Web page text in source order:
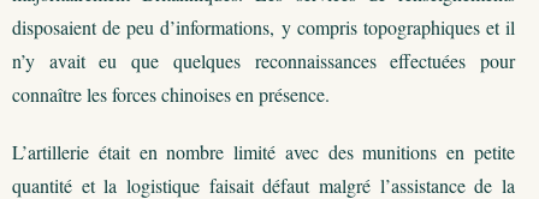
disposaient de peu d’informations, y compris topographiques et il
n’y avait eu que quelques reconnaissances effectuées pour
connaître les forces chinoises en présence.
L’artillerie était en nombre limité avec des munitions en petite
quantité et la logistique faisait défaut malgré l’assistance de la